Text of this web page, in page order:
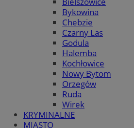
Bykowina
Chebzie
Czarny Las
Godula
Halemba
Kochłowice
Nowy Bytom
Orzegów
Ruda
Wirek
KRYMINALNE
MIASTO